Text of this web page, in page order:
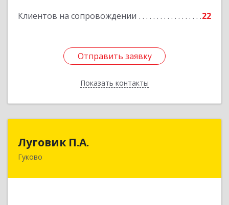
Клиентов на сопровождении 22
Отправить заявку
Показать контакты
Отправить заявку
Назад
Луговик П.А.
Гуково